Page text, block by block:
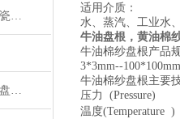
厂家有现货陶瓷园编绳，陶瓷绳规格齐全
大型专业高水基盘根，苎麻盘根厂家（质量可靠）
适用介质：
水、蒸汽、工业水
牛油盘根，黄油棉
牛油棉纱盘根产品
3*3mm--
牛油棉纱盘根主要
压力
温度